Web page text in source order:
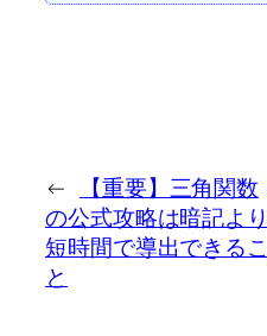
←
【重要】三角関数
の公式攻略は暗記より
短時間で導出できるこ
と